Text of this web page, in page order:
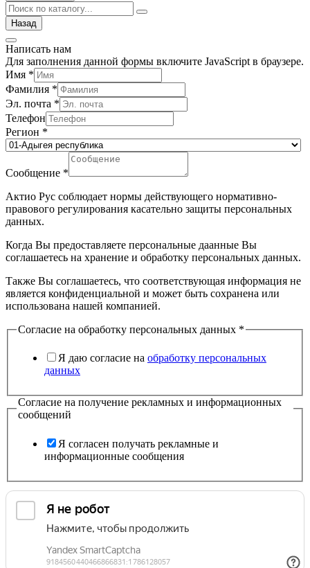
Назад
Написать нам
Для заполнения данной формы включите JavaScript в браузере.
Имя *
Фамилия *
Эл. почта *
Телефон
Регион *
Сообщение *
Актио Рус соблюдает нормы действующего нормативно-
правового регулирования касательно защиты персональных
данных.
Когда Вы предоставляете персональные даанные Вы
соглашаетесь на хранение и обработку персональных данных.
Также Вы соглашаетесь, что соответствующая информация не
является конфиденциальной и может быть сохранена или
использована нашей компанией.
Согласие на обработку персональных данных *
Я даю согласие на обработку персональных
данных
Согласие на получение рекламных и информационных
сообщений
Я согласен получать рекламные и
информационные сообщения